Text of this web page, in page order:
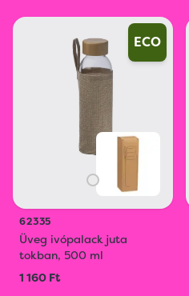
ECO
62335
Üveg ivópalack juta
tokban, 500 ml
1 160 Ft